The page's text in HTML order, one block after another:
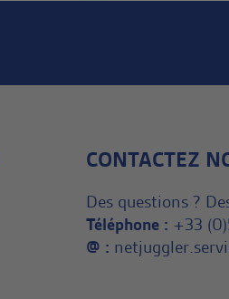
CONTACTEZ
Des questions ?
Téléphone : +33
@ :